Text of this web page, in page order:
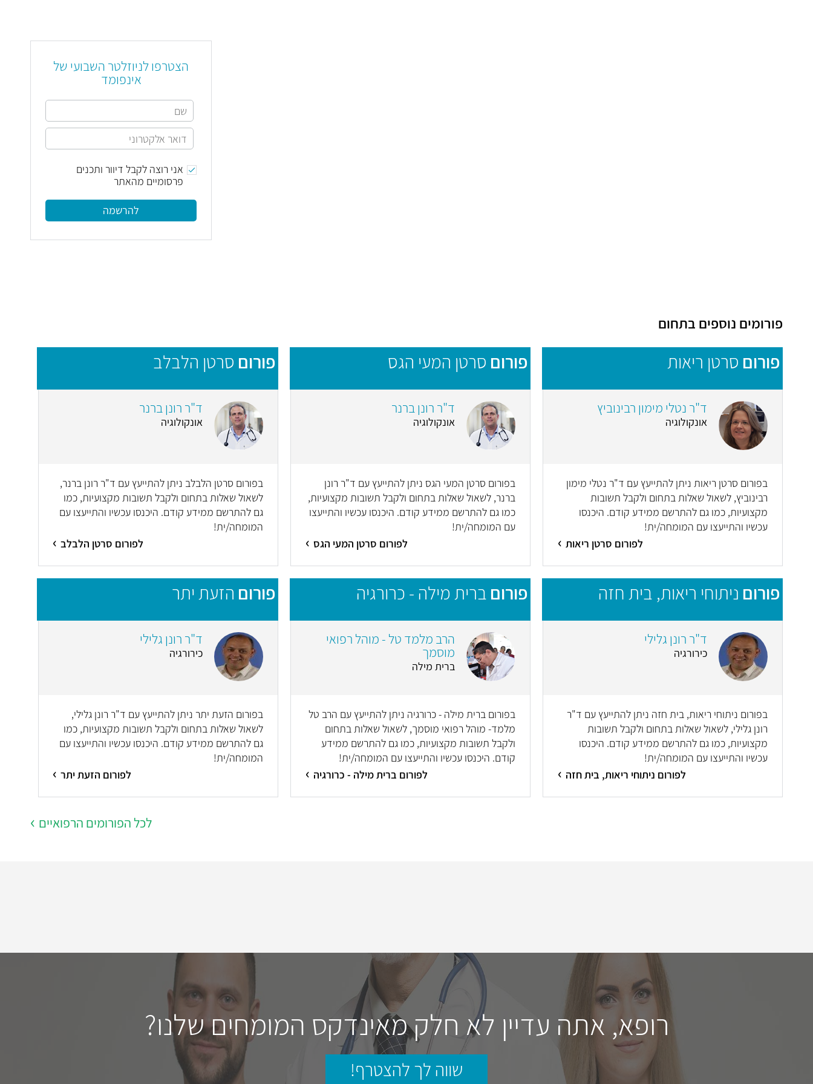
הצטרפו לניוזלטר השבועי של
אינפומד
אני רוצה לקבל דיוור ותכנים
פרסומיים מהאתר
להרשמה
פורומים נוספים בתחום
פורום סרטן ריאות
ד"ר נטלי מימון רבינוביץ
אונקולוגיה
בפורום סרטן ריאות ניתן להתייעץ עם ד"ר נטלי מימון
רבינוביץ, לשאול שאלות בתחום ולקבל תשובות
מקצועיות, כמו גם להתרשם ממידע קודם. היכנסו
עכשיו והתייעצו עם המומחה/ית!
לפורום סרטן ריאות
פורום סרטן המעי הגס
ד"ר רונן ברנר
אונקולוגיה
בפורום סרטן המעי הגס ניתן להתייעץ עם ד"ר רונן
ברנר, לשאול שאלות בתחום ולקבל תשובות מקצועיות,
כמו גם להתרשם ממידע קודם. היכנסו עכשיו והתייעצו
עם המומחה/ית!
לפורום סרטן המעי הגס
פורום סרטן הלבלב
ד"ר רונן ברנר
אונקולוגיה
בפורום סרטן הלבלב ניתן להתייעץ עם ד"ר רונן ברנר,
לשאול שאלות בתחום ולקבל תשובות מקצועיות, כמו
גם להתרשם ממידע קודם. היכנסו עכשיו והתייעצו עם
המומחה/ית!
לפורום סרטן הלבלב
פורום ניתוחי ריאות, בית חזה
ד"ר רונן גלילי
כירורגיה
בפורום ניתוחי ריאות, בית חזה ניתן להתייעץ עם ד"ר
רונן גלילי, לשאול שאלות בתחום ולקבל תשובות
מקצועיות, כמו גם להתרשם ממידע קודם. היכנסו
עכשיו והתייעצו עם המומחה/ית!
לפורום ניתוחי ריאות, בית חזה
פורום ברית מילה - כרורגיה
הרב מלמד טל - מוהל רפואי
מוסמך
ברית מילה
בפורום ברית מילה - כרורגיה ניתן להתייעץ עם הרב טל
מלמד- מוהל רפואי מוסמך, לשאול שאלות בתחום
ולקבל תשובות מקצועיות, כמו גם להתרשם ממידע
קודם. היכנסו עכשיו והתייעצו עם המומחה/ית!
לפורום ברית מילה - כרורגיה
פורום הזעת יתר
ד"ר רונן גלילי
כירורגיה
בפורום הזעת יתר ניתן להתייעץ עם ד"ר רונן גלילי,
לשאול שאלות בתחום ולקבל תשובות מקצועיות, כמו
גם להתרשם ממידע קודם. היכנסו עכשיו והתייעצו עם
המומחה/ית!
לפורום הזעת יתר
לכל הפורומים הרפואיים
רופא, אתה עדיין לא חלק מאינדקס המומחים שלנו?
שווה לך להצטרף!